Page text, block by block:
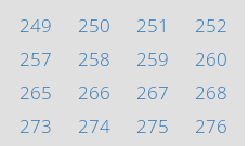
249 250 251
252
257 258 259
260
265 266 267
268
273 274 275
276